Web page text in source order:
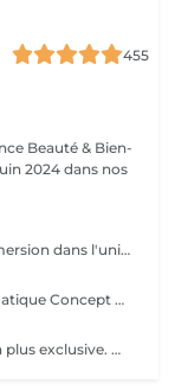
455
2024 dans nos
EVASION HEAD SPA est une première immersion dans l'univers du Head Spa. Ce rituel découverte vous invite à relâcher les tensions accumulées grâce à un massage du cuir chevelu associé à une expérience sensorielle autour de l'eau et à un soin adapté. Idéal pour découvrir les bienfaits du Head Spa et s'offrir un véritable moment de détente. Coiffage ou brushing inclus. DECOUVREZ NOTRE UNIVERS HEAD SPA, une expérience unique alliant relaxation profonde, soin du cuir chevelu et beauté du cheveu. Inspirés des rituels de bien-être japonais, nos soins Head Spa sont conçus pour procurer un véritable moment de déconnexion tout en prenant soin de vos cheveux et de votre cuir chevelu. Chaque rituel associe des techniques de massage relaxantes, un travail autour de l'eau, des soins professionnels adaptés et se termine par un coiffage ou un brushing afin que vous repartiez détendue et sublimée. Accordez-vous une parenthèse hors du temps et choisissez le rituel qui correspond à vos envies.
RITUEL SIGNATURE: L'expérience emblématique Concept Beauté. Un rituel complet alliant bien-être, soin du cuir chevelu, beauté du cheveu et coiffage personnalisé. DECOUVREZ NOTRE UNIVERS HEAD SPA, une expérience unique alliant relaxation profonde, soin du cuir chevelu et beauté du cheveu. Inspirés des rituels de bien-être japonais, nos soins Head Spa sont conçus pour procurer un véritable moment de déconnexion tout en prenant soin de vos cheveux et de votre cuir chevelu. Chaque rituel associe des techniques de massage relaxantes, un travail autour de l'eau, des soins professionnels adaptés et se termine par un coiffage ou un brushing afin que vous repartiez détendue et sublimée. Accordez-vous une parenthèse hors du temps et choisissez le rituel qui correspond à vos envies.
RITUEL ABSOLU : L'expérience Head Spa la plus exclusive. Un voyage sensoriel profond associant relaxation intense, soins experts et mise en beauté complète des cheveux. DECOUVREZ NOTRE UNIVERS HEAD SPA, une expérience unique alliant relaxation profonde, soin du cuir chevelu et beauté du cheveu. Inspirés des rituels de bien-être japonais, nos soins Head Spa sont conçus pour procurer un véritable moment de déconnexion tout en prenant soin de vos cheveux et de votre cuir chevelu. Chaque rituel associe des techniques de massage relaxantes, un travail autour de l'eau, des soins professionnels adaptés et se termine par un coiffage ou un brushing afin que vous repartiez détendue et sublimée. Accordez-vous une parenthèse hors du temps et choisissez le rituel qui correspond à vos envies.